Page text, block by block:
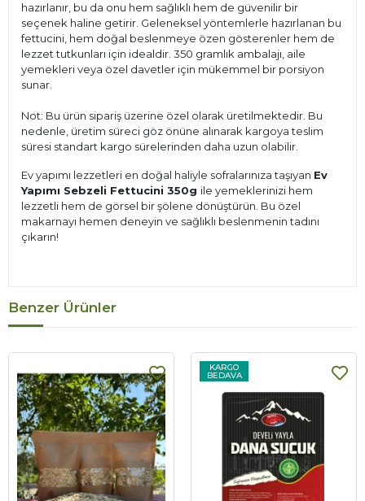
hazırlanır, bu da onu hem sağlıklı hem de güvenilir bir
seçenek haline getirir. Geleneksel yöntemlerle hazırlanan bu
fettucini, hem doğal beslenmeye özen gösterenler hem de
lezzet tutkunları için idealdir. 350 gramlık ambalajı, aile
yemekleri veya özel davetler için mükemmel bir porsiyon
sunar.
Not: Bu ürün sipariş üzerine özel olarak üretilmektedir. Bu
nedenle, üretim süreci göz önüne alınarak kargoya teslim
süresi standart kargo sürelerinden daha uzun olabilir.
Ev yapımı lezzetleri en doğal haliyle sofralarınıza taşıyan Ev
Yapımı Sebzeli Fettucini 350g ile yemeklerinizi hem
lezzetli hem de görsel bir şölene dönüştürün. Bu özel
makarnayı hemen deneyin ve sağlıklı beslenmenin tadını
çıkarın!
Benzer Ürünler
KARGO
BEDAVA